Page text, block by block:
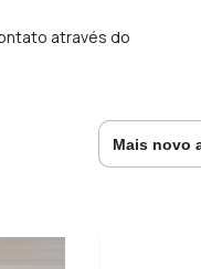
através do